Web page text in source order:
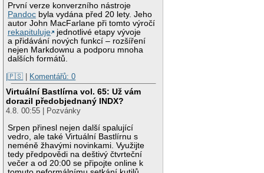
První verze konverzního nástroje
Pandoc byla vydána před 20 lety. Jeho
autor John MacFarlane při tomto výročí
rekapituluje
jednotlivé etapy vývoje
a přidávání nových funkcí – rozšíření
nejen Markdownu a podporu mnoha
dalších formátů.
|🇵🇸 | Komentářů: 0
Virtuální Bastlírna vol. 65: Už vám
dorazil předobjednaný INDX?
4.8. 00:55 | Pozvánky
Srpen přinesl nejen další spalující
vedro, ale také Virtuální Bastlírnu s
neméně žhavými novinkami. Využijte
tedy předpovědi na deštivý čtvrteční
večer a od 20:00 se připojte online k